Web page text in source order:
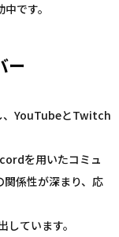
です。
ー
、YouTubeとTwitch
を用いたコミュ
係性が深まり、応
ています。